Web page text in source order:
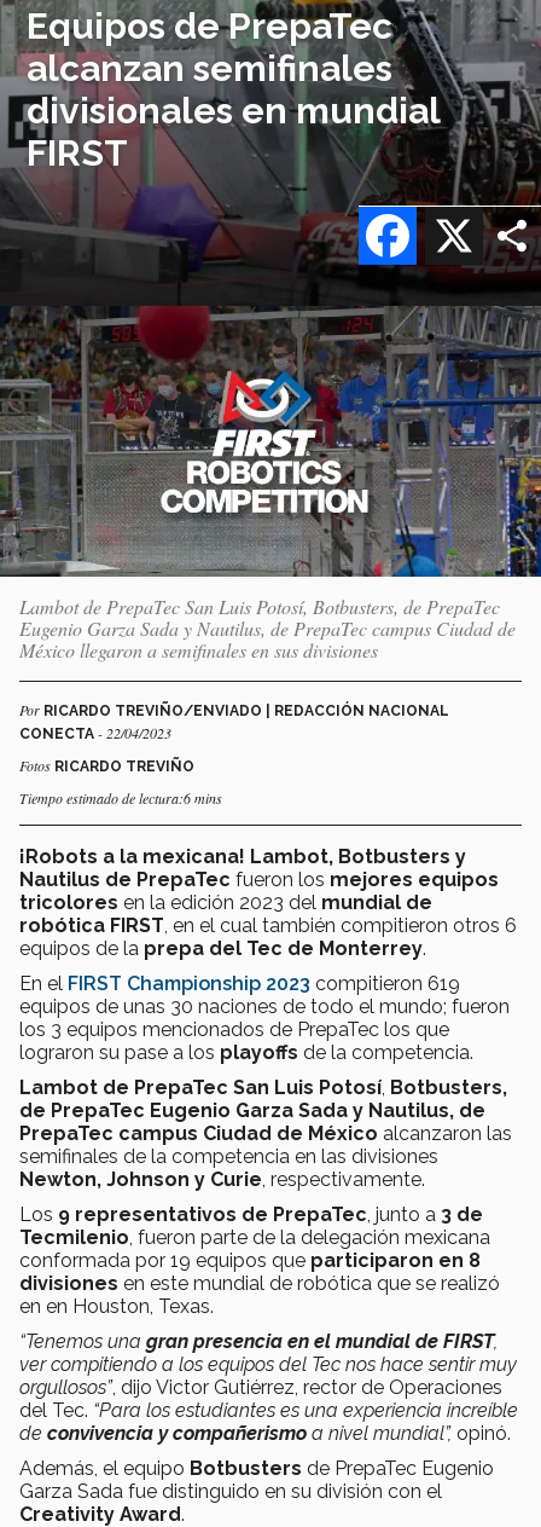
Equipos de PrepaTec
alcanzan semifinales
divisionales en mundial
FIRST
X
Facebook
Imagen
o
logo
Lambot de PrepaTec San Luis Potosí, Botbusters, de PrepaTec
Eugenio Garza Sada y Nautilus, de PrepaTec campus Ciudad de
México llegaron a semifinales en sus divisiones
Por RICARDO TREVIÑO/ENVIADO | REDACCIÓN NACIONAL
CONECTA - 22/04/2023
Fotos RICARDO TREVIÑO
Tiempo estimado de lectura:6 mins
¡Robots a la mexicana! Lambot, Botbusters y
Nautilus de PrepaTec fueron los mejores equipos
tricolores en la edición 2023 del mundial de
robótica FIRST , en el cual también compitieron otros 6
equipos de la prepa del Tec de Monterrey.
En el FIRST Championship 2023 compitieron 619
equipos de unas 30 naciones de todo el mundo; fueron
los 3 equipos mencionados de PrepaTec los que
lograron su pase a los playoffs de la competencia.
Lambot de PrepaTec San Luis Potosí Botbusters,
de PrepaTec Eugenio Garza Sada y Nautilus, de
PrepaTec campus Ciudad de México alcanzaron las
semifinales de la competencia en las divisiones
Newton, Johnson y Curie , respectivamente.
Los 9 representativos de PrepaTec , junto a 3 de
Tecmilenio , fueron parte de la delegación mexicana
conformada por 19 equipos que participaron en 8
divisiones en este mundial de robótica que se realizó
en en Houston, Texas.
“Tenemos una gran presencia en el mundial de FIRST,
ver compitiendo a los equipos del Tec nos hace sentir muy
orgullosos”, dijo Victor Gutiérrez, rector de Operaciones
del Tec. “Para los estudiantes es una experiencia increíble
de convivencia y compañerismo a nivel mundial”, opinó.
Además, el equipo Botbusters de PrepaTec Eugenio
Garza Sada fue distinguido en su división con el
Creativity Award.